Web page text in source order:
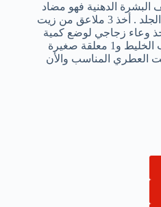
الدهنية فهو مضاد
رائع للأكسدة والصبار يقوم بتنقية الجلد . أخذ 3 ملاعق من زيت
وأخذ وعاء زجاجي لوضع كمية
من الماء المغلي بداخله حتي يذوب الخليط و1 معلقة صغيرة
من الزيت العطري المناسب والأن